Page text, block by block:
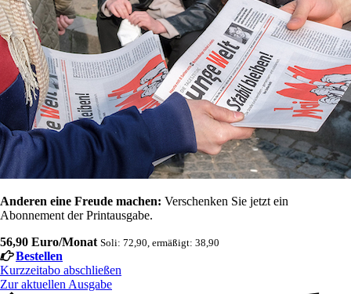
Anderen eine Freude machen: Verschenken Sie jetzt ein
Abonnement der Printausgabe.
56,90 Euro/Monat Soli: 72,90, ermäßigt: 38,90
Bestellen
Kurzzeitabo abschließen
Zur aktuellen Ausgabe